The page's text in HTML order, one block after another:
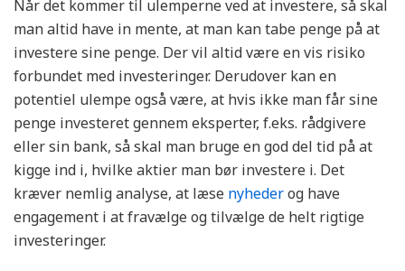
Når det kommer til ulemperne ved at investere, så skal
man altid have in mente, at man kan tabe penge på at
investere sine penge. Der vil altid være en vis risiko
forbundet med investeringer. Derudover kan en
potentiel ulempe også være, at hvis ikke man får sine
penge investeret gennem eksperter, f.eks. rådgivere
eller sin bank, så skal man bruge en god del tid på at
kigge ind i, hvilke aktier man bør investere i. Det
kræver nemlig analyse, at læse nyhederog have
engagement i at fravælge og tilvælge de helt rigtige
investeringer.